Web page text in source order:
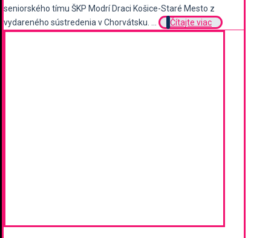
seniorského tímu ŠKP Modrí Draci Košice-Staré Mesto z
vydareného sústredenia v Chorvátsku. ...
Čítajte viac